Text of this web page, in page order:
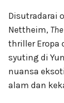
Disutradarai
Nettheim,
thriller Eropa
syuting di
nuansa
alam dan